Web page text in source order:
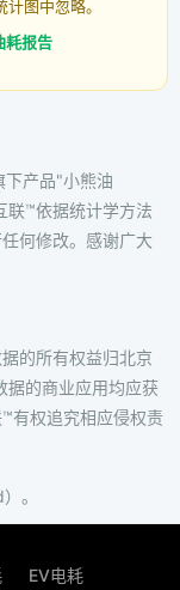
图中忽略。
耗报告
产品"小熊油
联™依据统计学方法
何修改。感谢广大
的所有权益归北京
据的商业应用均应获
有权追究相应侵权责
。
EV电耗